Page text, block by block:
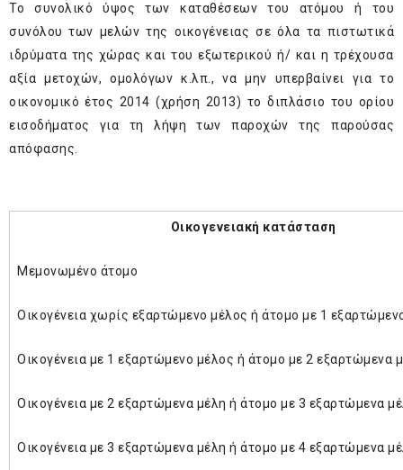
Το συνολικό ύψος των καταθέσεων του ατόμου ή του
συνόλου των μελών της οικογένειας σε όλα τα πιστωτικά
ιδρύματα της χώρας και του εξωτερικού ή/ και η τρέχουσα
αξία μετοχών, ομολόγων κ.λπ., να μην υπερβαίνει για το
οικονομικό έτος 2014 (χρήση 2013) το διπλάσιο του ορίου
εισοδήματος για τη λήψη των παροχών της παρούσας
απόφασης.
Οικογενειακή κατάσταση
Μεμονωμένο άτομο
Οικογένεια χωρίς εξαρτώμενο μέλος ή άτομο με 1
Οικογένεια με 1 εξαρτώμενο μέλος ή άτομο με 2 εξαρτώμενα
Οικογένεια με 2 εξαρτώμενα μέλη ή άτομο με 3 εξαρτώμενα
Οικογένεια με 3 εξαρτώμενα μέλη ή άτομο με 4 εξαρτώμενα